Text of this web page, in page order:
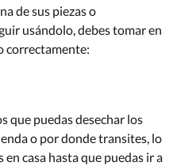
de sus piezas o
usándolo, debes tomar en
correctamente:
que puedas desechar los
o por donde transites, lo
casa hasta que puedas ir a